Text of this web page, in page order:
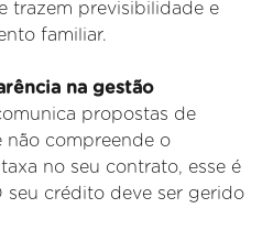
trazem previsibilidade e
familiar.
na gestão
propostas de
não compreende o
no seu contrato, esse é
seu crédito deve ser gerido